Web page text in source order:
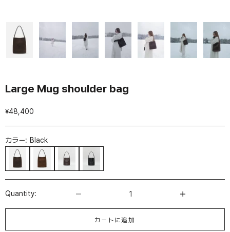
Large Mug shoulder bag
セール価格
¥48,400
カラー: Black
Suede UmberSuede Chestnut
Umber Black
Quantity:数量を減らす 数量を増やす
カートに追加